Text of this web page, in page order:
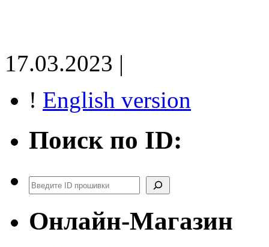
17.03.2023 |
! English version
Поиск по ID:
Поиск
Онлайн-Магазин